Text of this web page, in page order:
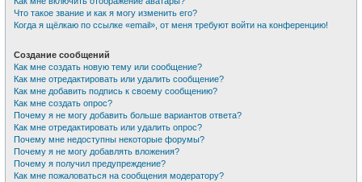
Что такое звание и как я могу изменить его?
Когда я щёлкаю по ссылке «email», от меня требуют войти на конференцию!
Создание сообщений
Как мне создать новую тему или сообщение?
Как мне отредактировать или удалить сообщение?
Как мне добавить подпись к своему сообщению?
Как мне создать опрос?
Почему я не могу добавить больше вариантов ответа?
Как мне отредактировать или удалить опрос?
Почему мне недоступны некоторые форумы?
Почему я не могу добавлять вложения?
Почему я получил предупреждение?
Как мне пожаловаться на сообщения модератору?